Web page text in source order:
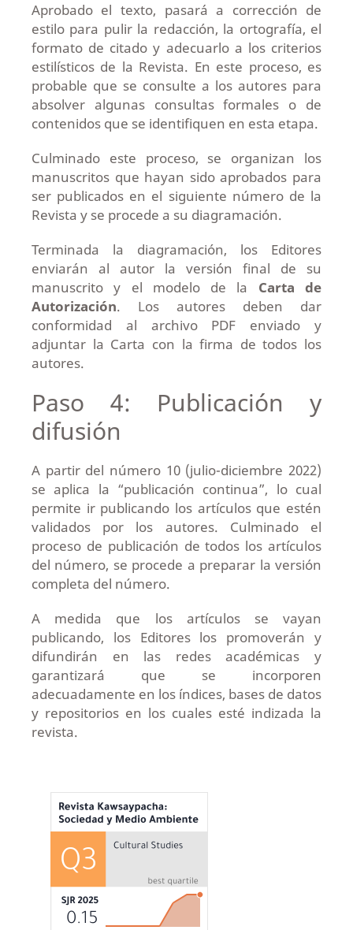
Aprobado el texto, pasará a corrección de
estilo para pulir la redacción, la ortografía, el
formato de citado y adecuarlo a los criterios
estilísticos de la Revista. En este proceso, es
probable que se consulte a los autores para
absolver algunas consultas formales o de
contenidos que se identifiquen en esta etapa.
Culminado este proceso, se organizan los
manuscritos que hayan sido aprobados para
ser publicados en el siguiente número de la
Revista y se procede a su diagramación.
Terminada la diagramación, los Editores
enviarán al autor la versión final de su
manuscrito y el modelo de la Carta de
Autorización. Los autores deben dar
conformidad al archivo PDF enviado y
adjuntar la Carta con la firma de todos los
autores.
Paso 4: Publicación y
difusión
A partir del número 10 (julio-diciembre 2022)
se aplica la “publicación continua”, lo cual
permite ir publicando los artículos que estén
validados por los autores. Culminado el
proceso de publicación de todos los artículos
del número, se procede a preparar la versión
completa del número.
A medida que los artículos se vayan
publicando, los Editores los promoverán y
difundirán en las redes académicas y
garantizará que se incorporen
adecuadamente en los índices, bases de datos
y repositorios en los cuales esté indizada la
revista.